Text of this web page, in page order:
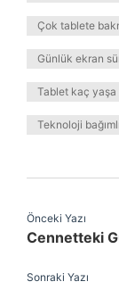
Çok tablete
Günlük ekran
Tablet kaç yaşa
Teknoloji
Önceki Yazı
Cennetteki
Sonraki Yazı